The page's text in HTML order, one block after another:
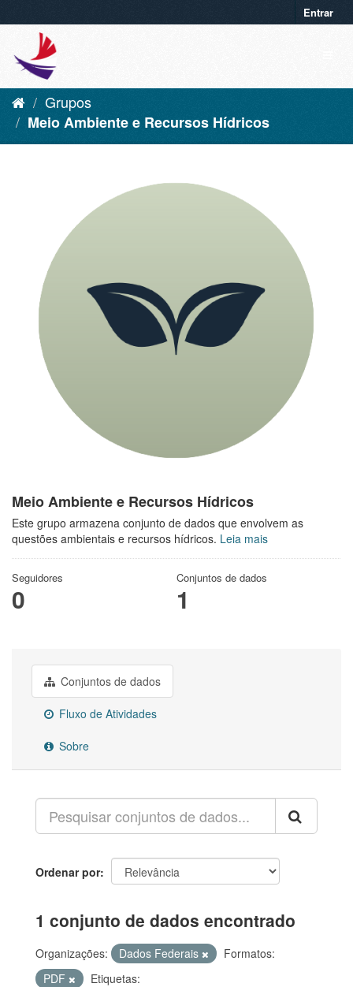
Entrar
Grupos
Meio Ambiente e Recursos Hídricos
Meio Ambiente e Recursos Hídricos
Este grupo armazena conjunto de dados que envolvem as
questões ambientais e recursos hídricos. Leia mais
Seguidores
0
Conjuntos de dados
1
Conjuntos de dados
Fluxo de Atividades
Sobre
Ordenar por
1 conjunto de dados encontrado
Organizações: Dados Federais
Formatos:
PDF
Etiquetas: